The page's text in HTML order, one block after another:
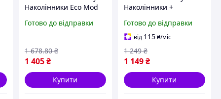
Наколінники Eco Mod
удароміцного пластику
Dobro-A
Готово до відправки
1 405 ₴
1 678.80 ₴
Купити
Наколінники +
удароміцного пластику
(Коричневий) "TheOne"
Готово до відправки
від 115₴/міс
1 149₴
1 249 ₴
Купити